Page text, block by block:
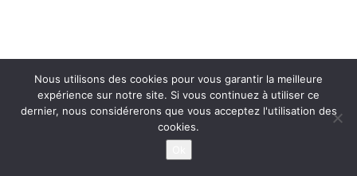
Nous utilisons des cookies pour vous garantir la meilleure
expérience sur notre site. Si vous continuez à utiliser ce
dernier, nous considérerons que vous acceptez l'utilisation des
cookies.